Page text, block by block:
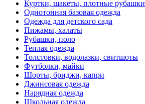
Куртки, шакеты, плотные рубашки
Однотонная базовая одежда
Одежда для детского сада
Пижамы, халаты
Рубашки, поло
Теплая одежда
Толстовки, водолазки, свитшоты
Футболки, майки
Шорты, бриджи, капри
Джинсовая одежда
Нарядная одежда
Школьная одежда